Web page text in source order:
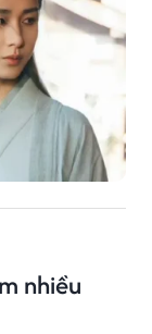
nhiều